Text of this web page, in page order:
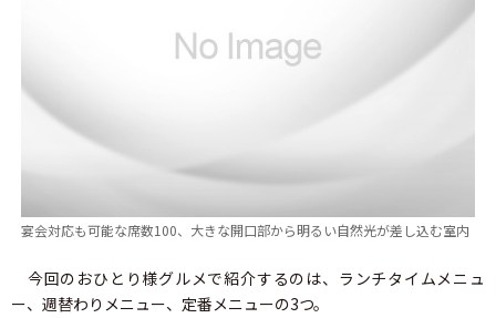
宴会対応も可能な席数100、大きな開口部から明るい自然光が差し込む室内
今回のおひとり様グルメで紹介するのは、ランチタイムメニュ
ー、週替わりメニュー、定番メニューの3つ。